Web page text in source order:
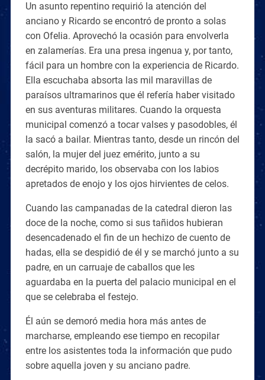
Un asunto repentino requirió la atención del
anciano y Ricardo se encontró de pronto a solas
con Ofelia. Aprovechó la ocasión para envolverla
en zalamerías. Era una presa ingenua y, por tanto,
fácil para un hombre con la experiencia de Ricardo.
Ella escuchaba absorta las mil maravillas de
paraísos ultramarinos que él refería haber visitado
en sus aventuras militares. Cuando la orquesta
municipal comenzó a tocar valses y pasodobles, él
la sacó a bailar. Mientras tanto, desde un rincón del
salón, la mujer del juez emérito, junto a su
decrépito marido, los observaba con los labios
apretados de enojo y los ojos hirvientes de celos.
Cuando las campanadas de la catedral dieron las
doce de la noche, como si sus tañidos hubieran
desencadenado el fin de un hechizo de cuento de
hadas, ella se despidió de él y se marchó junto a su
padre, en un carruaje de caballos que les
aguardaba en la puerta del palacio municipal en el
que se celebraba el festejo.
Él aún se demoró media hora más antes de
marcharse, empleando ese tiempo en recopilar
entre los asistentes toda la información que pudo
sobre aquella joven y su anciano padre.